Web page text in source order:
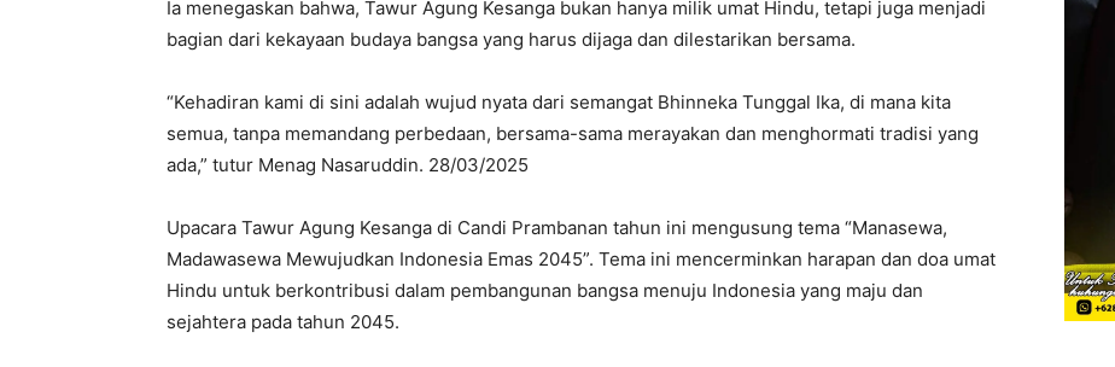
Ia menegaskan bahwa, Tawur Agung Kesanga bukan hanya milik umat Hindu, tetapi juga menjadi
bagian dari kekayaan budaya bangsa yang harus dijaga dan dilestarikan bersama.
“Kehadiran kami di sini adalah wujud nyata dari semangat Bhinneka Tunggal Ika, di mana kita
semua, tanpa memandang perbedaan, bersama-sama merayakan dan menghormati tradisi yang
ada,” tutur Menag Nasaruddin. 28/03/2025
Upacara Tawur Agung Kesanga di Candi Prambanan tahun ini mengusung tema “Manasewa,
Madawasewa Mewujudkan Indonesia Emas 2045”. Tema ini mencerminkan harapan dan doa umat
Hindu untuk berkontribusi dalam pembangunan bangsa menuju Indonesia yang maju dan
sejahtera pada tahun 2045.